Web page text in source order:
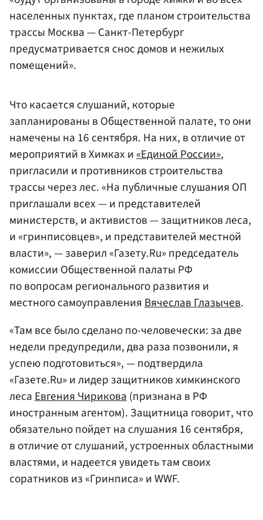
населенных пунктах, где планом строительства
трассы Москва — Санкт-Петербург
предусматривается снос домов и нежилых
помещений».
Что касается слушаний, которые
запланированы в Общественной палате, то они
намечены на 16 сентября. На них, в отличие от
мероприятий в Химках и«Единой России»,
пригласили и противников строительства
трассы через лес. «На публичные слушания ОП
приглашали всех — и представителей
министерств, и активистов — защитников леса,
и «гринписовцев», и представителей местной
власти», — заверил «Газету.Ru» председатель
комиссии Общественной палаты РФ
по вопросам регионального развития и
местного самоуправленияВячеслав Глазычев.
«Там все было сделано по-человечески: за две
недели предупредили, два раза позвонили, я
успею подготовиться», — подтвердила
«Газете.Ru» и лидер защитников химкинского
лесаЕвгения Чирикова(признана в РФ
иностранным агентом). Защитница говорит, что
обязательно пойдет на слушания 16 сентября,
в отличие от слушаний, устроенных областными
властями, и надеется увидеть там своих
соратников из «Гринписа» и WWF.